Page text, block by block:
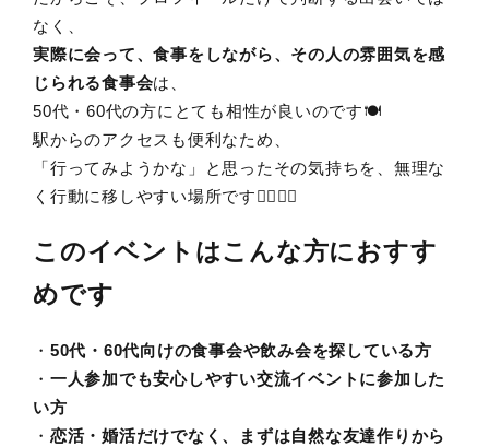
なく、
実際に会って、食事をしながら、その人の雰囲気を感
じられる食事会は、
50代・60代の方にとても相性が良いのです🍽️
駅からのアクセスも便利なため、
「行ってみようかな」と思ったその気持ちを、無理な
く行動に移しやすい場所です🚶‍♀️🚶‍♂️
このイベントはこんな方におすす
めです
・ 50代・60代向けの食事会や飲み会を探している方
・ 一人参加でも安心しやすい交流イベントに参加した
い方
・ 恋活・婚活だけでなく、まずは自然な友達作りから